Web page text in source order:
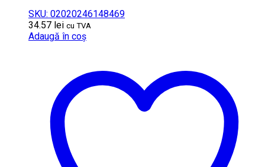
SKU: 02020246148469
34.57 lei cu TVA
Adaugă în coș